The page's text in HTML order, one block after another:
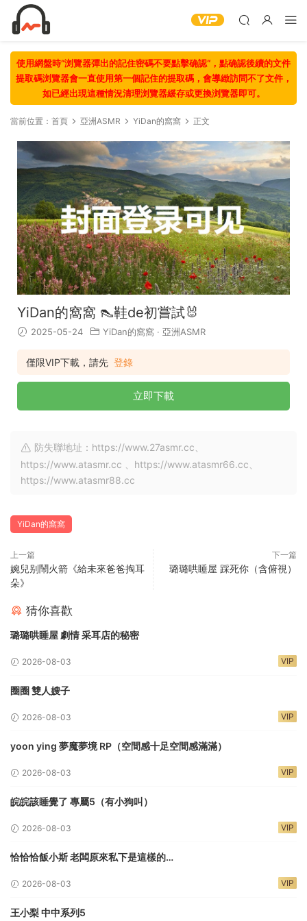
使用網盤時“浏覽器彈出的記住密碼不要點擊确認“，點确認後續的文件
提取碼浏覽器會一直使用第一個記住的提取碼，會導緻訪問不了文件，
如已經出現這種情況清理浏覽器緩存或更換浏覽器即可。
當前位置： 首頁 亞洲ASMR YiDan的窩窩 正文
YiDan的窩窩 👠鞋de初嘗試🐰
2025-05-24 YiDan的窩窩 · 亞洲ASMR
僅限VIP下載，請先 登錄
立即下載
防失聯地址：https://www.27asmr.cc、
https://www.atasmr.cc 、https://www.atasmr66.cc、
https://www.atasmr88.cc
YiDan的窩窩
上一篇
婉兒别鬧火箭《給未來爸爸掏耳
朵》
下一篇
璐璐哄睡屋 踩死你（含俯視）
猜你喜歡
璐璐哄睡屋 劇情 采耳店的秘密
2026-08-03 VIP
圈圈 雙人嫂子
2026-08-03 VIP
yoon ying 夢魔夢境 RP（空間感十足空間感滿滿）
2026-08-03 VIP
皖皖該睡覺了 專屬5（有小狗叫）
2026-08-03 VIP
恰恰恰飯小斯 老闆原來私下是這樣的…
2026-08-03 VIP
王小梨 中中系列5